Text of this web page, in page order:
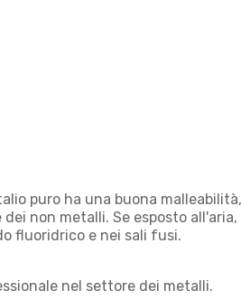
puro ha una buona
non metalli. Se esposto
fluoridrico e nei sali fusi.
nel settore dei metalli.